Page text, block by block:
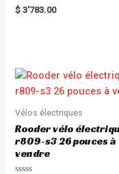
Rated
0
$ 3'783.00
Vélos électriques
Rooder vélo
r809-s3 26 pouces à
vendre